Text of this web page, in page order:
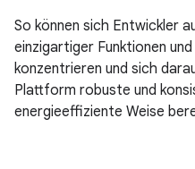
So können sich Entwickler
einzigartiger Funktionen
konzentrieren und sich
Plattform robuste und
energieeffiziente Weise